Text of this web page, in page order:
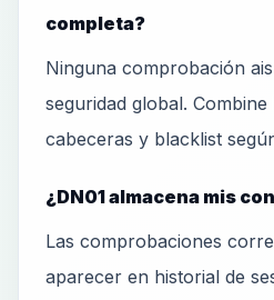
completa?
Ninguna comprobación
seguridad global. Combine
cabeceras y blacklist
¿DN01 almacena mis
Las comprobaciones
aparecer en historial de